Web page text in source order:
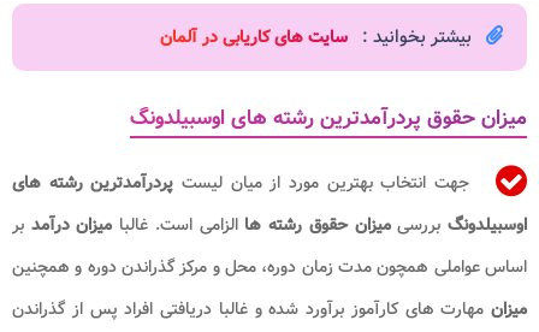
بیشتر بخوانید : سایت های کاریابی در آلمان​
میزان حقوق پردرآمدترین رشته های اوسبیلدونگ
جهت انتخاب بهترین مورد از میان لیست پردرآمدترین رشته های
اوسبیلدونگبررسیمیزان حقوق رشته ها الزامی است. غالبا میزان درآمد بر
اساس عواملی همچون مدت زمان دوره، محل و مرکز گذراندن دوره و همچنین
میزان مهارت های کارآموز برآورد شده و غالبا دریافتی افراد پس از گذراندن